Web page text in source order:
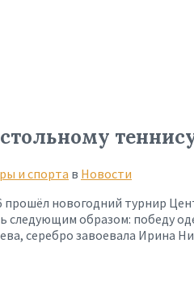
и спорта в Новости
новогодний турнир
следующим образом: победу
серебро завоевала Ирина